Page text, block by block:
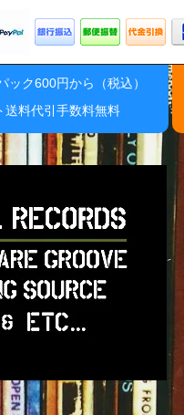
ク600円から（税込）
料代引手数料無料